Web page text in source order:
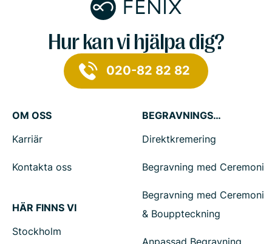
Hur kan vi hjälpa dig?
020-82 82 82
OM OSS
Karriär
Kontakta oss
HÄR FINNS VI
Stockholm
BEGRAVNINGSTJÄNSTER
Direktkremering
Begravning med Ceremoni
Begravning med Ceremoni
& Bouppteckning
Anpassad Begravning